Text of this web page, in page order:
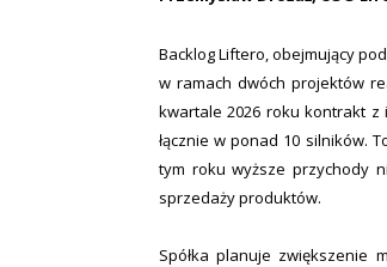
Backlog Liftero, obejmujący
w ramach dwóch projektów
kwartale 2026 roku kontrakt z
łącznie w ponad 10 silników.
tym roku wyższe przychody
sprzedaży produktów.
Spółka planuje zwiększenie